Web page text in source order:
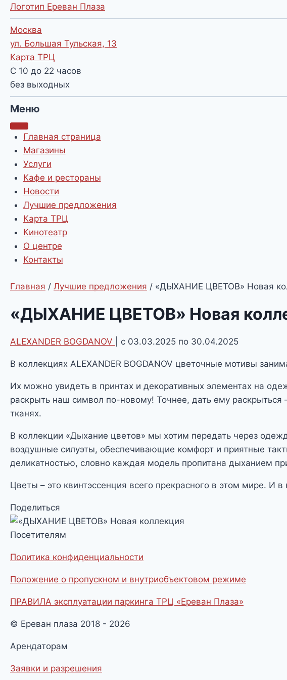
Логотип Ереван Плаза
Москва
ул. Большая Тульская, 13
Карта ТРЦ
С 10 до 22 часов
без выходных
Меню
Главная страница
Магазины
Услуги
Кафе и рестораны
Новости
Лучшие предложения
Карта ТРЦ
Кинотеатр
О центре
Контакты
Главная / Лучшие предложения / «ДЫХАНИЕ ЦВЕТОВ» Новая
«ДЫХАНИЕ ЦВЕТОВ» Новая
ALEXANDER BOGDANOV | с 03.03.2025 по 30.04.2025
В коллекциях ALEXANDER BOGDANOV цветочные мотивы
Их можно увидеть в принтах и декоративных элементах на
раскрыть наш символ по-новому! Точнее, дать ему раскрыться
тканях.
В коллекции «Дыхание цветов» мы хотим передать через
воздушные силуэты, обеспечивающие комфорт и приятные
деликатностью, словно каждая модель пропитана дыханием
Цветы – это квинтэссенция всего прекрасного в этом мире. И
Поделиться
Посетителям
Политика конфиденциальности
Положение о пропускном и внутриобъектовом режиме
ПРАВИЛА эксплуатации паркинга ТРЦ «Ереван Плаза»
© Ереван плаза 2018 - 2026
Арендаторам
Заявки и разрешения